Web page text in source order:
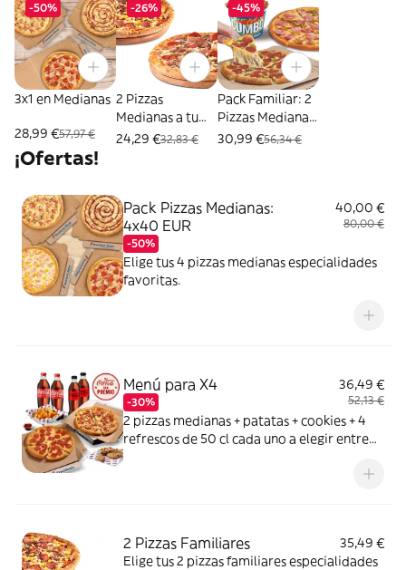
-50%
3x1 en Medianas
28,99 €57,97 €
-26%
2 Pizzas
Medianas a tu
gusto
24,29 €32,83 €
-45%
Pack Familiar: 2
Pizzas Medianas
+ Mega Cubo
30,99 €56,34 €
¡Ofertas!
Pack Pizzas Medianas:
4x40 EUR
-50%
40,00 €
80,00 €
Elige tus 4 pizzas medianas especialidades
favoritas.
Menú para X4
-30%
36,49 €
52,13 €
2 pizzas medianas + patatas + cookies + 4
refrescos de 50 cl cada uno a elegir entre
naranja, Fuze tea o Aquarius de limón. Tu
2 Pizzas Familiares
35,49 €
Elige tus 2 pizzas familiares especialidades